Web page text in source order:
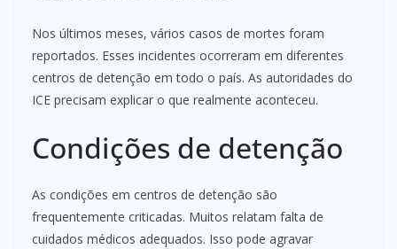
Nos últimos meses, vários casos de mortes foram
reportados. Esses incidentes ocorreram em diferentes
centros de detenção em todo o país. As autoridades do
ICE precisam explicar o que realmente aconteceu.
Condições de detenção
As condições em centros de detenção são
frequentemente criticadas. Muitos relatam falta de
cuidados médicos adequados. Isso pode agravar